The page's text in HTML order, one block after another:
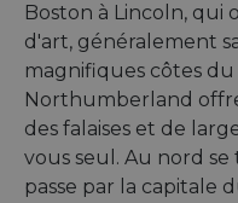
Boston à Lincoln,
d'art, généralement
magnifiques côtes
Northumberland
des falaises et de
vous seul. Au nord
passe par la capitale